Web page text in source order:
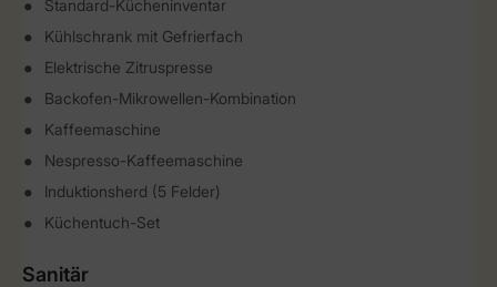
Standard-Kücheninventar
Kühlschrank mit Gefrierfach
Elektrische Zitruspresse
Backofen-Mikrowellen-Kombination
Kaffeemaschine
Nespresso-Kaffeemaschine
Induktionsherd (5 Felder)
Küchentuch-Set
Sanitär